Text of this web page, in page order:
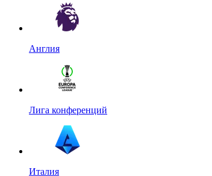
Англия
Лига конференций
Италия